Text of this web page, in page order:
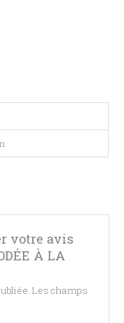
votre avis
À LA
Les champs